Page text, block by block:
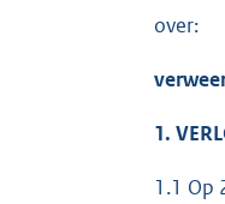
over:
1.
1.1 Op